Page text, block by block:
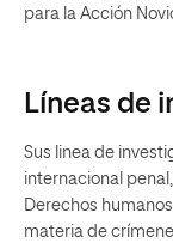
para la Acción
Líneas de
Sus linea de
internacional
Derechos
materia de